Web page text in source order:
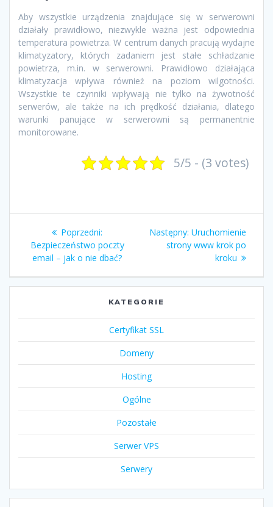
Aby wszystkie urządzenia znajdujące się w serwerowni
działały prawidłowo, niezwykle ważna jest odpowiednia
temperatura powietrza. W centrum danych pracują wydajne
klimatyzatory, których zadaniem jest stałe schładzanie
powietrza, m.in. w serwerowni. Prawidłowo działająca
klimatyzacja wpływa również na poziom wilgotności.
Wszystkie te czynniki wpływają nie tylko na żywotność
serwerów, ale także na ich prędkość działania, dlatego
warunki panujące w serwerowni są permanentnie
monitorowane.
5/5 - (3 votes)
Nawigacja
wpisu
Poprzedni:
wpis:
Bezpieczeństwo poczty
email – jak o nie dbać?
Następny: Następny
wpis:
Uruchomienie
strony www krok po
kroku
KATEGORIE
Certyfikat SSL
Domeny
Hosting
Ogólne
Pozostałe
Serwer VPS
Serwery